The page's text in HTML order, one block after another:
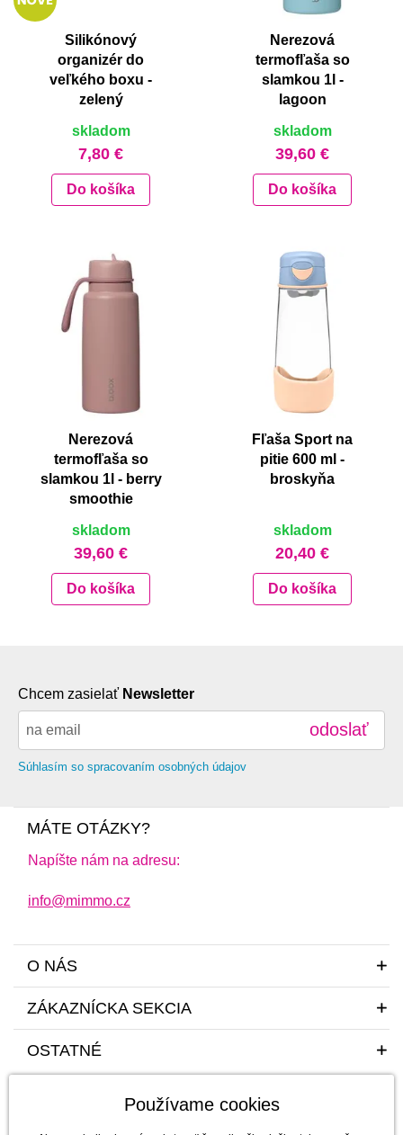
Silikónový
organizér do
veľkého boxu -
zelený
skladom
7,80 €
Do košíka
Nerezová
termofľaša so
slamkou 1l -
lagoon
skladom
39,60 €
Do košíka
Nerezová
termofľaša so
slamkou 1l - berry
smoothie
skladom
39,60 €
Do košíka
Fľaša Sport na
pitie 600 ml -
broskyňa
skladom
20,40 €
Do košíka
Chcem zasielať Newsletter
odoslať
Súhlasím so spracovaním osobných údajov
MÁTE OTÁZKY?
Napíšte nám na adresu:
info@mimmo.cz
O NÁS
ZÁKAZNÍCKA SEKCIA
OSTATNÉ
Používame cookies